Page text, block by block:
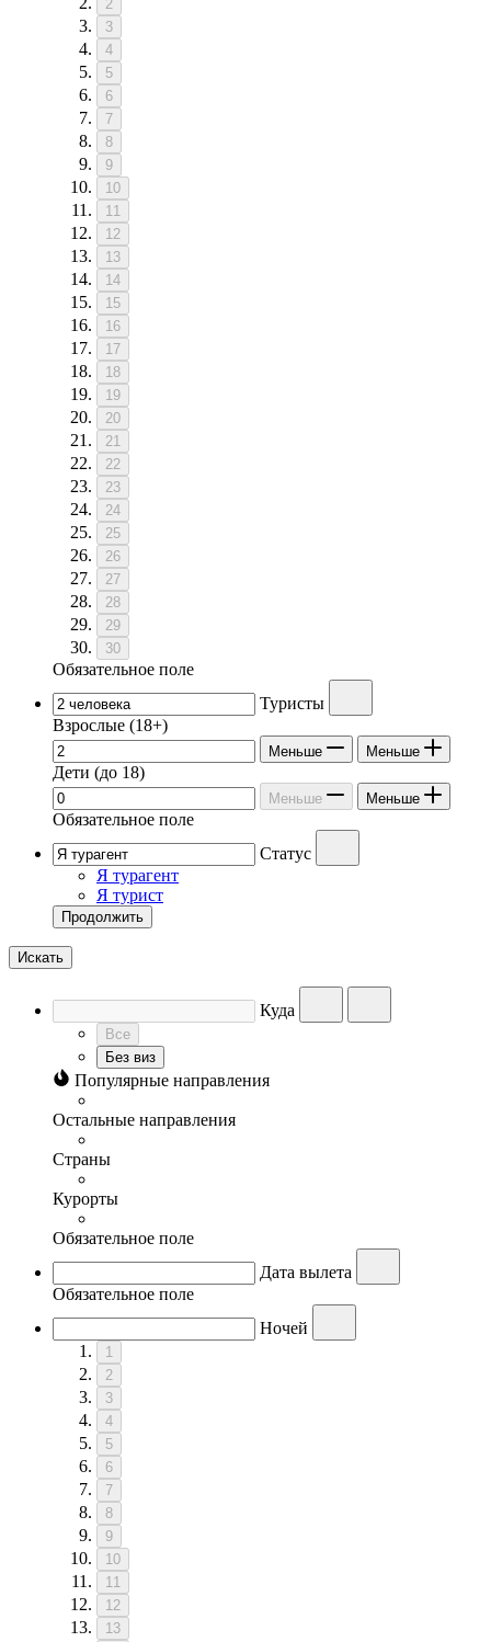
2
3
4
5
6
7
8
9
10
11
12
13
14
15
16
17
18
19
20
21
22
23
24
25
26
27
28
29
30
Обязательное поле
Туристы
Взрослые (18+)
Меньше Меньше
Дети (до 18)
Меньше Меньше
Обязательное поле
Статус
Я турагент
Я турист
Продолжить
Искать
Куда
Все
Без виз
Популярные направления
Остальные направления
Страны
Курорты
Обязательное поле
Дата вылета
Обязательное поле
Ночей
1
2
3
4
5
6
7
8
9
10
11
12
13